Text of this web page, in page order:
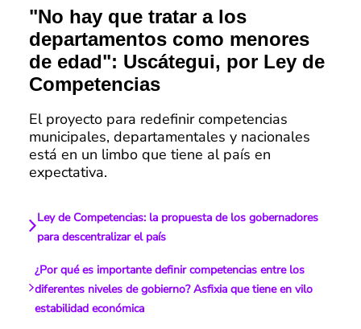
"No hay que tratar a los
departamentos como menores
de edad": Uscátegui, por Ley de
Competencias
El proyecto para redefinir competencias
municipales, departamentales y nacionales
está en un limbo que tiene al país en
expectativa.
Ley de Competencias: la propuesta de los gobernadores
para descentralizar el país
¿Por qué es importante definir competencias entre los
diferentes niveles de gobierno? Asfixia que tiene en vilo
estabilidad económica